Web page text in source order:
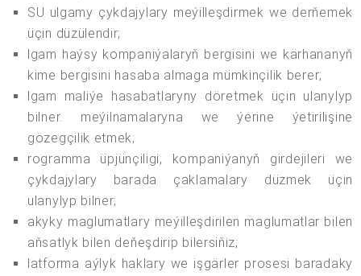
SU ulgamy çykdajylary meýilleşdirmek we derňemek
üçin düzülendir;
lgam haýsy kompaniýalaryň bergisini we kärhananyň
kime bergisini hasaba almaga mümkinçilik berer;
lgam maliýe hasabatlaryny döretmek üçin ulanylyp
bilner. meýilnamalaryna we ýerine ýetirilişine
gözegçilik etmek;
rogramma üpjünçiligi, kompaniýanyň girdejileri we
çykdajylary barada çaklamalary düzmek üçin
ulanylyp bilner;
akyky maglumatlary meýilleşdirilen maglumatlar bilen
aňsatlyk bilen deňeşdirip bilersiňiz;
latforma aýlyk haklary we işgärler prosesi baradaky